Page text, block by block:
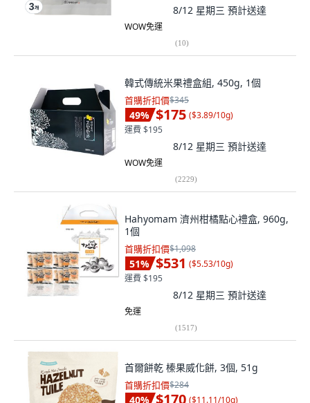
8/12 星期三 預計送達
WOW免運
(10)
韓式傳統米果禮盒組, 450g, 1個
首購折扣價$345
49% $175 ($3.89/10g)
運費 $195
8/12 星期三 預計送達
WOW免運
(2229)
Hahyomam 濟州柑橘點心禮盒, 960g,
1個
首購折扣價$1,098
51% $531 ($5.53/10g)
運費 $195
8/12 星期三 預計送達
免運
(1517)
首爾餅乾 榛果威化餅, 3個, 51g
首購折扣價$284
40% $170 ($11.11/10g)